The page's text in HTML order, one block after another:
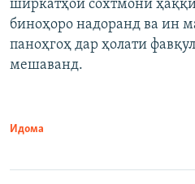
ширкатҳои сохтмонӣ
биноҳоро надоранд ва ин
паноҳгоҳ дар ҳолати
мешаванд.
Идома